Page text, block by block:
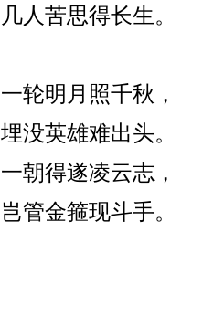
几人苦思得长生。
一轮明月照千秋，
埋没英雄难出头。
一朝得遂凌云志，
岂管金箍现斗手。